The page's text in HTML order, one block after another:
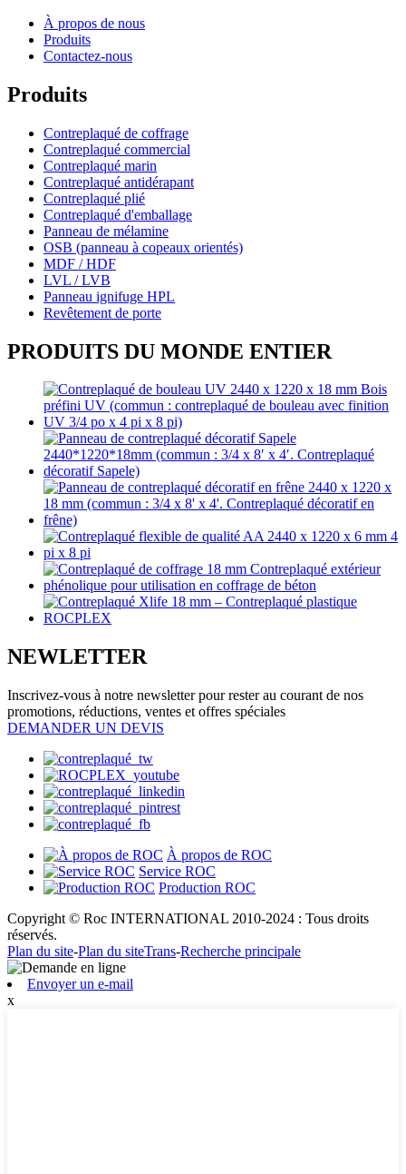
À propos de nous
Produits
Contactez-nous
Produits
Contreplaqué de coffrage
Contreplaqué commercial
Contreplaqué marin
Contreplaqué antidérapant
Contreplaqué plié
Contreplaqué d'emballage
Panneau de mélamine
OSB (panneau à copeaux orientés)
MDF / HDF
LVL / LVB
Panneau ignifuge HPL
Revêtement de porte
PRODUITS DU MONDE ENTIER
NEWLETTER
Inscrivez-vous à notre newsletter pour rester au courant de nos
promotions, réductions, ventes et offres spéciales
DEMANDER UN DEVIS
À propos de ROC
Service ROC
Production ROC
Copyright © Roc INTERNATIONAL 2010-2024 : Tous droits
réservés.
Plan du site-Plan du siteTrans-Recherche principale
Envoyer un e-mail
x